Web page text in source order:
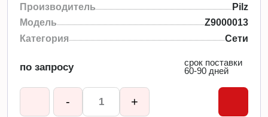
Производитель
Pilz
Модель
Z9000013
Категория
Сети
по запросу
срок поставки
60-90 дней
- +